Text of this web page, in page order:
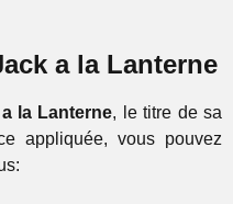
a la Lanterne
la Lanterne, le titre de sa
appliquée, vous pouvez